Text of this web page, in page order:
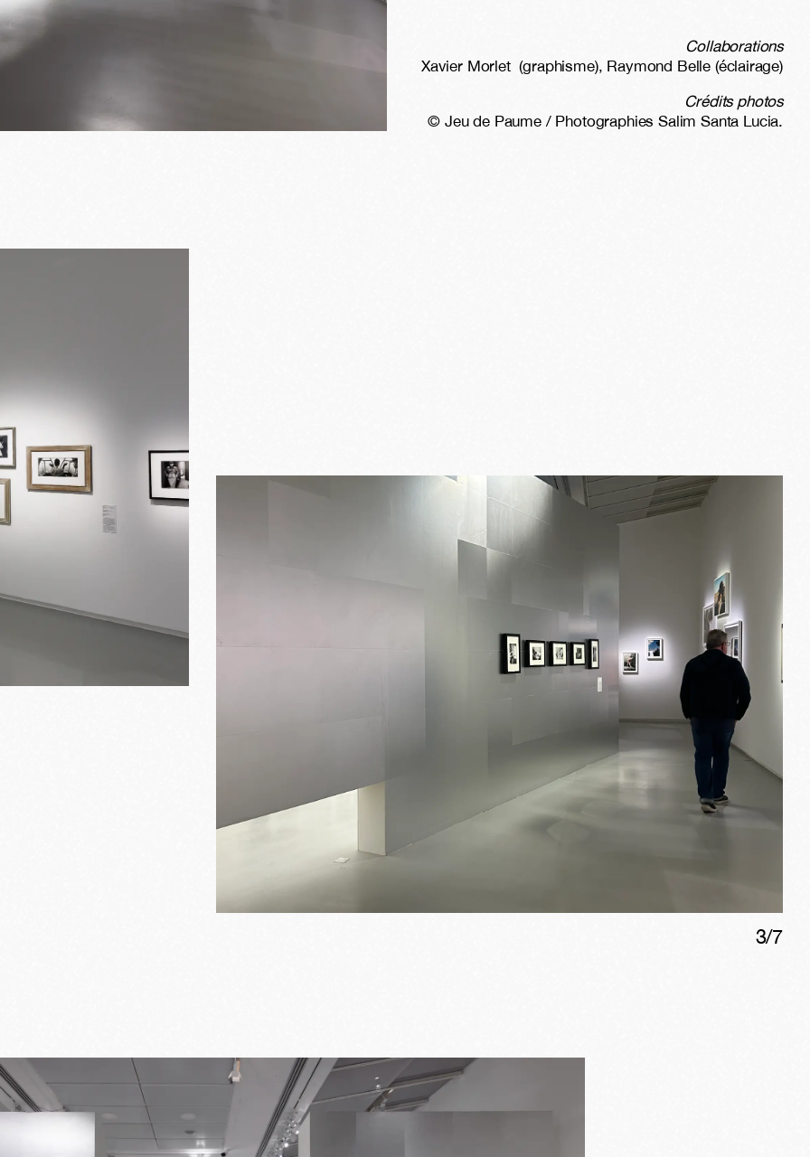
Collaborations
Xavier Morlet (graphisme), Raymond Belle (éclairage)
Crédits photos
© Jeu de Paume / Photographies Salim Santa Lucia.
3/7